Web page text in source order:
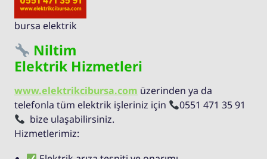
bursa elektrik
Niltim
Elektrik Hizmetleri
www.elektrikcibursa.com üzerinden ya da
telefonla tüm elektrik işleriniz için
0551 471 35 91
bize ulaşabilirsiniz.
Hizmetlerimiz: